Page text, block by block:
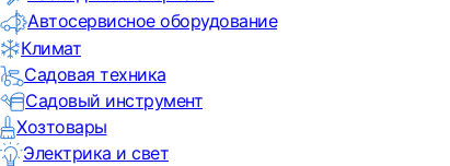
Автосервисное оборудование
Климат
Садовая техника
Садовый инструмент
Хозтовары
Электрика и свет